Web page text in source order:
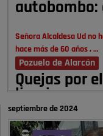
autobombo:
Señora Alcaldesa Ud no
hace más de 60 años , …
Pozuelo de Alarcón
Quejas por
limpieza …
A ver si es posible que
septiembre de 2024